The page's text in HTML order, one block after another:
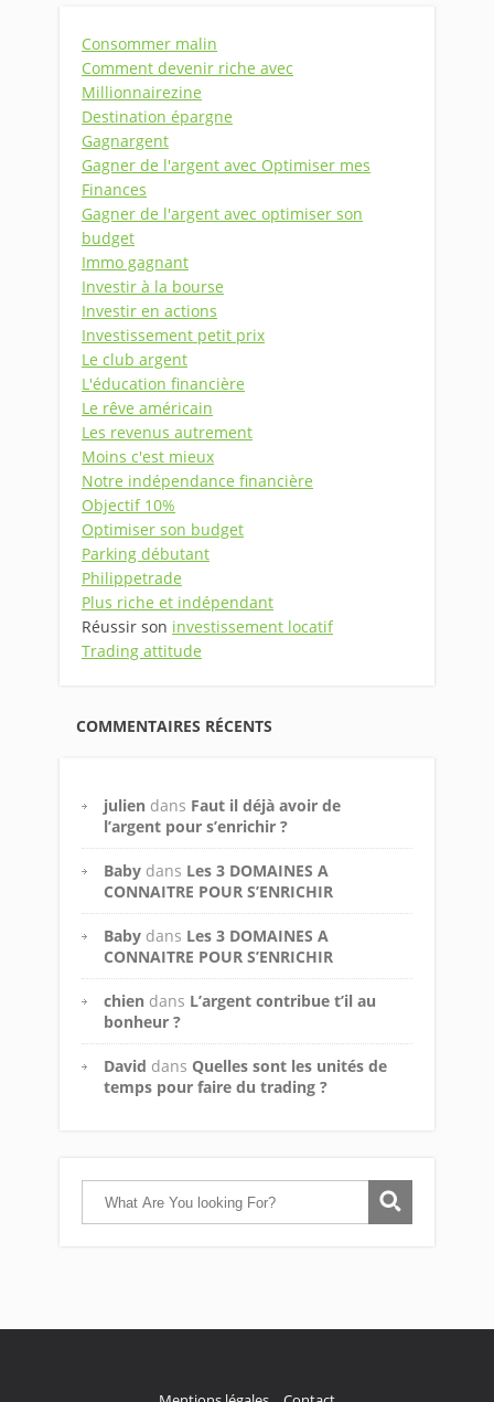
Consommer malin
Comment devenir riche avec
Millionnairezine
Destination épargne
Gagnargent
Gagner de l'argent avec Optimiser mes
Finances
Gagner de l'argent avec optimiser son
budget
Immo gagnant
Investir à la bourse
Investir en actions
Investissement petit prix
Le club argent
L'éducation financière
Le rêve américain
Les revenus autrement
Moins c'est mieux
Notre indépendance financière
Objectif 10%
Optimiser son budget
Parking débutant
Philippetrade
Plus riche et indépendant
Réussir son investissement locatif
Trading attitude
COMMENTAIRES RÉCENTS
julien dans Faut il déjà avoir de
l’argent pour s’enrichir ?
Baby dans Les 3 DOMAINES A
CONNAITRE POUR S’ENRICHIR
Baby dans Les 3 DOMAINES A
CONNAITRE POUR S’ENRICHIR
chien dans L’argent contribue t’il au
bonheur ?
David dans Quelles sont les unités de
temps pour faire du trading ?